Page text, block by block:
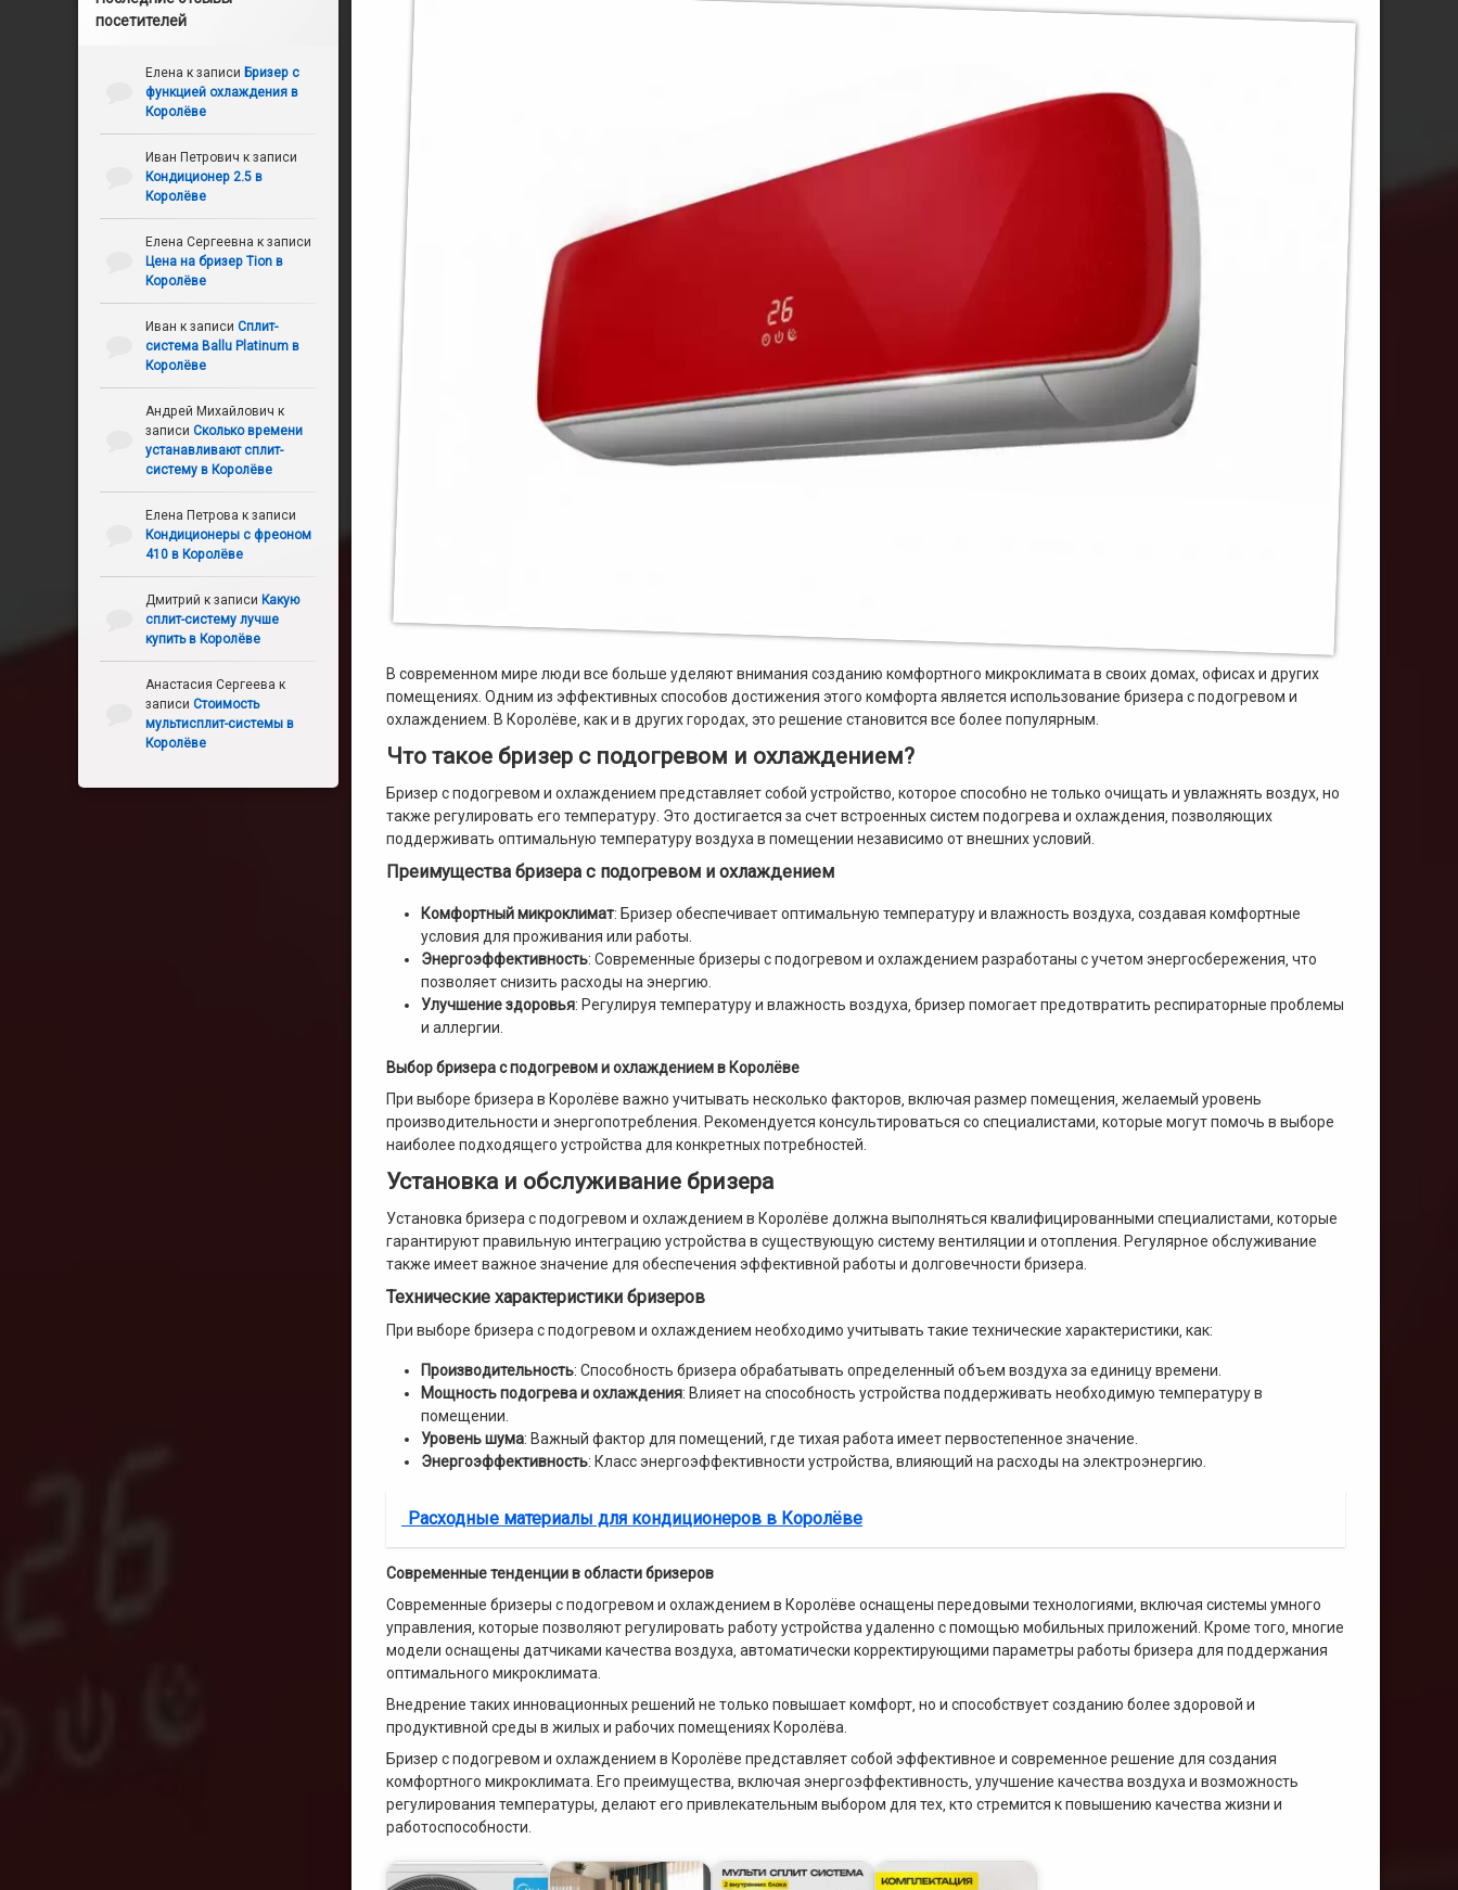
В современном мире люди все больше уделяют внимания созданию комфортного микроклимата в своих домах‚ офисах и других
помещениях. Одним из эффективных способов достижения этого комфорта является использование бризера с подогревом и
охлаждением. В Королёве‚ как и в других городах‚ это решение становится все более популярным.
Что такое бризер с подогревом и охлаждением?
Бризер с подогревом и охлаждением представляет собой устройство‚ которое способно не только очищать и увлажнять воздух‚ но
также регулировать его температуру. Это достигается за счет встроенных систем подогрева и охлаждения‚ позволяющих
поддерживать оптимальную температуру воздуха в помещении независимо от внешних условий.
Преимущества бризера с подогревом и охлаждением
Комфортный микроклимат: Бризер обеспечивает оптимальную температуру и влажность воздуха‚ создавая комфортные
условия для проживания или работы.
Энергоэффективность: Современные бризеры с подогревом и охлаждением разработаны с учетом энергосбережения‚ что
позволяет снизить расходы на энергию.
Улучшение здоровья: Регулируя температуру и влажность воздуха‚ бризер помогает предотвратить респираторные проблемы
и аллергии.
Выбор бризера с подогревом и охлаждением в Королёве
При выборе бризера в Королёве важно учитывать несколько факторов‚ включая размер помещения‚ желаемый уровень
производительности и энергопотребления. Рекомендуется консультироваться со специалистами‚ которые могут помочь в выборе
наиболее подходящего устройства для конкретных потребностей.
Установка и обслуживание бризера
Установка бризера с подогревом и охлаждением в Королёве должна выполняться квалифицированными специалистами‚ которые
гарантируют правильную интеграцию устройства в существующую систему вентиляции и отопления. Регулярное обслуживание
также имеет важное значение для обеспечения эффективной работы и долговечности бризера.
Технические характеристики бризеров
При выборе бризера с подогревом и охлаждением необходимо учитывать такие технические характеристики‚ как:
Производительность: Способность бризера обрабатывать определенный объем воздуха за единицу времени.
Мощность подогрева и охлаждения: Влияет на способность устройства поддерживать необходимую температуру в
помещении.
Уровень шума: Важный фактор для помещений‚ где тихая работа имеет первостепенное значение.
Энергоэффективность: Класс энергоэффективности устройства‚ влияющий на расходы на электроэнергию.
Расходные материалы для кондиционеров в Королёве
Современные тенденции в области бризеров
Современные бризеры с подогревом и охлаждением в Королёве оснащены передовыми технологиями‚ включая системы умного
управления‚ которые позволяют регулировать работу устройства удаленно с помощью мобильных приложений. Кроме того‚ многие
модели оснащены датчиками качества воздуха‚ автоматически корректирующими параметры работы бризера для поддержания
оптимального микроклимата.
Внедрение таких инновационных решений не только повышает комфорт‚ но и способствует созданию более здоровой и
продуктивной среды в жилых и рабочих помещениях Королёва.
Бризер с подогревом и охлаждением в Королёве представляет собой эффективное и современное решение для создания
комфортного микроклимата. Его преимущества‚ включая энергоэффективность‚ улучшение качества воздуха и возможность
регулирования температуры‚ делают его привлекательным выбором для тех‚ кто стремится к повышению качества жизни и
работоспособности.
посетителей
Елена к записи Бризер с
функцией охлаждения в
Королёве
Иван Петрович к записи
Кондиционер 2.5 в
Королёве
Елена Сергеевна к записи
Цена на бризер Tion в
Королёве
Иван к записи Сплит-
система Ballu Platinum в
Королёве
Андрей Михайлович к
записи Сколько времени
устанавливают сплит-
систему в Королёве
Елена Петрова к записи
Кондиционеры с фреоном
410 в Королёве
Дмитрий к записи Какую
сплит-систему лучше
купить в Королёве
Анастасия Сергеева к
записи Стоимость
мультисплит-системы в
Королёве